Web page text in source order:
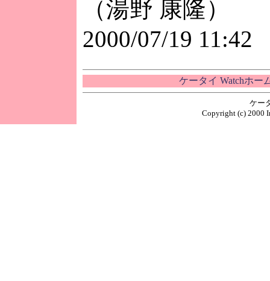
（湯野 康隆）
2000/07/19 11:42
ケータイ Watchホー
ケー
Copyright (c) 2000